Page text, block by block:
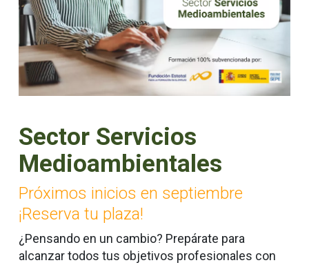
Sector Servicios
Medioambientales
Próximos inicios en septiembre
¡Reserva tu plaza!
¿Pensando en un cambio? Prepárate para
alcanzar todos tus objetivos profesionales con